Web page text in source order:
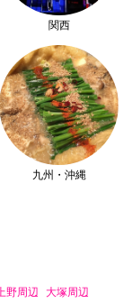
関西
九州・沖縄
上野周辺 大塚周辺